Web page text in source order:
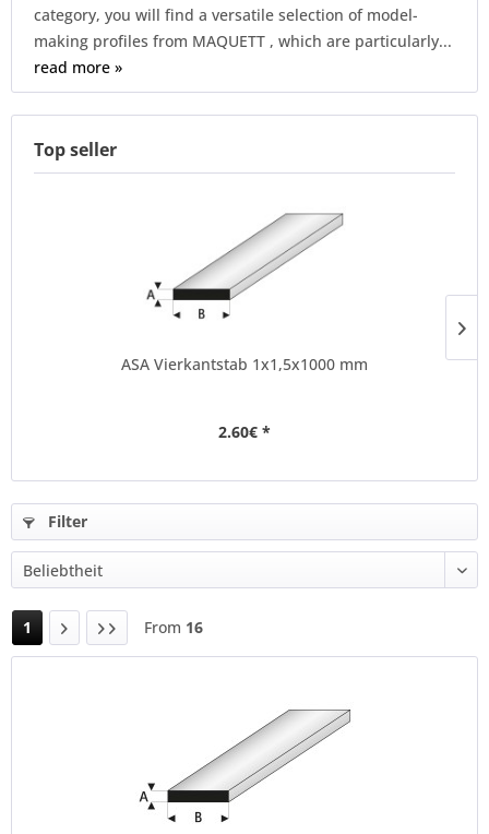
category, you will find a versatile selection of model-
making profiles from MAQUETT , which are particularly...
read more »
Top seller
ASA Vierkantstab 1x1,5x1000 mm
2.60€ *
Filter
1 From 16